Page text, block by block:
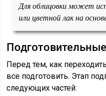
Для облицовки может
или цветной лак на
Перед тем, как
все подготовить. Этап
следующих частей: